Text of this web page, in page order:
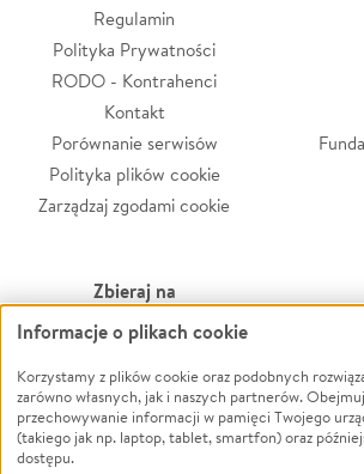
Regulamin
Polityka Prywatności
RODO - Kontrahenci
Kontakt
Porównanie serwisów
Polityka plików cookie
Zarządzaj zgodami cookie
Zbieraj na
Leczenie
Zwierzęta
Pożar
Ukraina
Informacje o plikach cookie
Korzystamy z plików cookie oraz podobnych
zarówno własnych, jak i naszych partnerów.
przechowywanie informacji w pamięci Twojego
(takiego jak np. laptop, tablet, smartfon) oraz
dostępu.